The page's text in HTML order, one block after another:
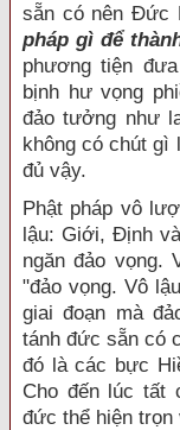
sẵn có nên Đức
pháp gì để
phương tiện
bịnh hư vọng
đảo tưởng như
không có chút
đủ vậy.
Phật pháp vô
lậu: Giới, Định
ngăn đảo vọng.
"đảo vọng. Vô
giai đoạn mà
tánh đức sẵn có
đó là các bực
Cho đến lúc tất
đức thể hiện trọn